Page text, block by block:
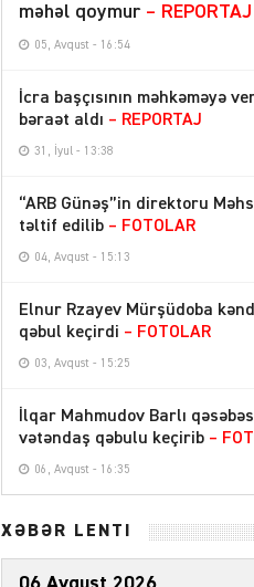
məhəl qoymur – REPORTAJ
05, Avqust - 16:54
İcra başçısının məhkəməyə
bəraət aldı – REPORTAJ
31, İyul - 13:38
“ARB Günəş”in direktoru
təltif edilib – FOTOLAR
04, Avqust - 15:13
Elnur Rzayev Mürşüdoba
qəbul keçirdi – FOTOLAR
03, Avqust - 15:25
İlqar Mahmudov Barlı
vətəndaş qəbulu keçirib –
06, Avqust - 16:35
XƏBƏR LENTİ